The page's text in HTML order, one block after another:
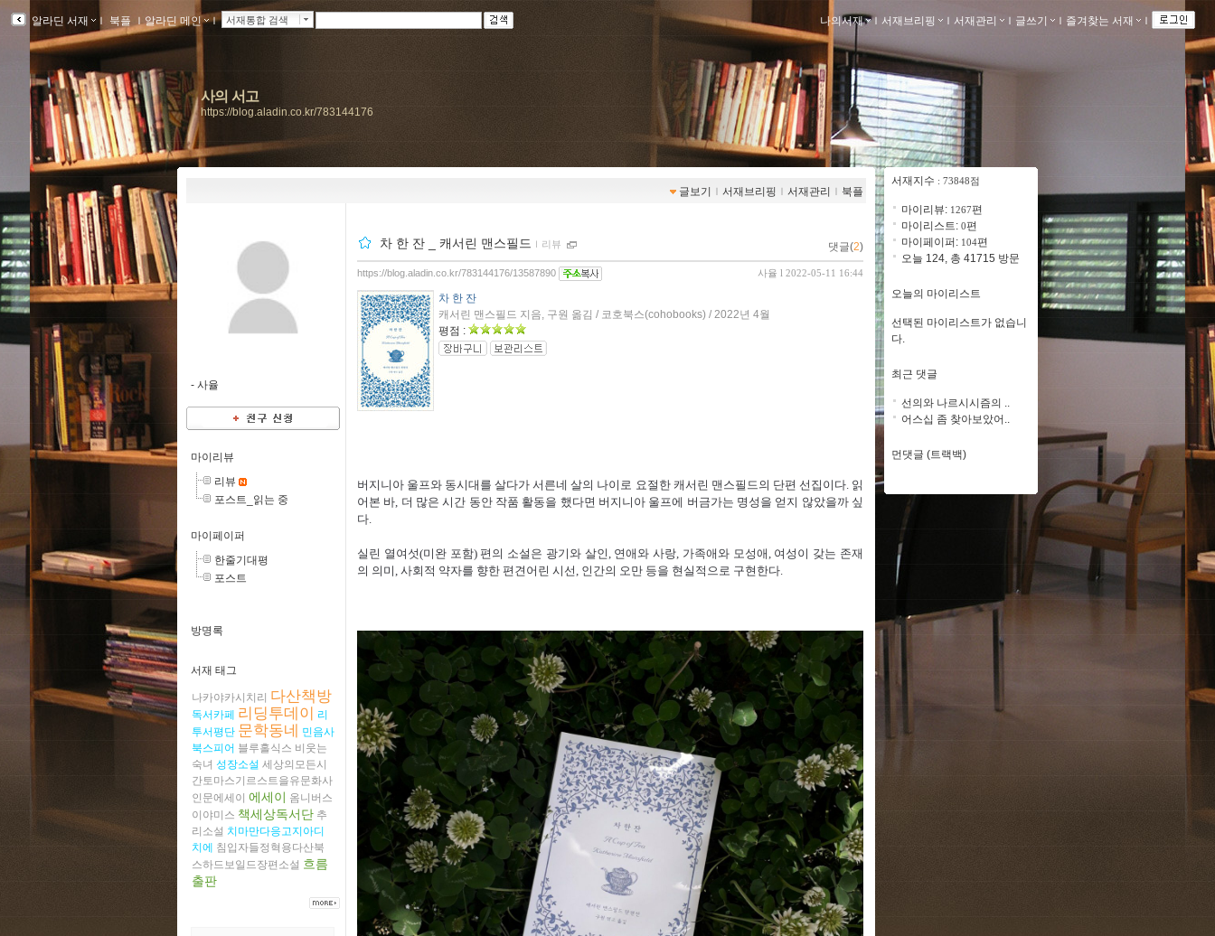
알라딘 서재 ｌ 북플 ｌ알라딘 메인 ｌ 서재통합 검색 나의서재 ｌ 서재브리핑 ｌ 서재관리 ｌ 글쓰기 ｌ 즐겨찾는 서재 ｌ
사의 서고
https://blog.aladin.co.kr/783144176
글보기 ｌ 서재브리핑 ｌ 서재관리 ｌ 북플
- 사율
마이리뷰
리뷰
포스트_읽는 중
마이페이퍼
한줄기대평
포스트
방명록
서재 태그
나카야카시치리 다산책방
독서카페 리딩투데이 리
투서평단 문학동네 민음사
북스피어 블루홀식스 비웃는
숙녀 성장소설 세상의모든시
간토마스기르스트을유문화사
인문에세이 에세이 옴니버스
이야미스 책세상독서단 추
리소설 치마만다응고지아디
치에 침입자들정혁용다산북
스하드보일드장편소설 흐름
출판
차 한 잔 _ 캐서린 맨스필드 ｌ 리뷰 댓글(2)
사율 l 2022-05-11 16:44
https://blog.aladin.co.kr/783144176/13587890
차 한 잔
캐서린 맨스필드 지음, 구원 옮김 / 코호북스(cohobooks) / 2022년 4월
평점 :
버지니아 울프와 동시대를 살다가 서른네 살의 나이로 요절한 캐서린 맨스필드의 단편 선집이다. 읽
어본 바, 더 많은 시간 동안 작품 활동을 했다면 버지니아 울프에 버금가는 명성을 얻지 않았을까 싶
다.
실린 열여섯(미완 포함) 편의 소설은 광기와 살인, 연애와 사랑, 가족애와 모성애, 여성이 갖는 존재
의 의미, 사회적 약자를 향한 편견어린 시선, 인간의 오만 등을 현실적으로 구현한다.
서재지수 : 73848점
마이리뷰: 1267편
마이리스트: 0편
마이페이퍼: 104편
오늘 124, 총 41715 방문
오늘의 마이리스트
선택된 마이리스트가 없습니
다.
최근 댓글
선의와 나르시시즘의 ..
어스십 좀 찾아보았어..
먼댓글 (트랙백)